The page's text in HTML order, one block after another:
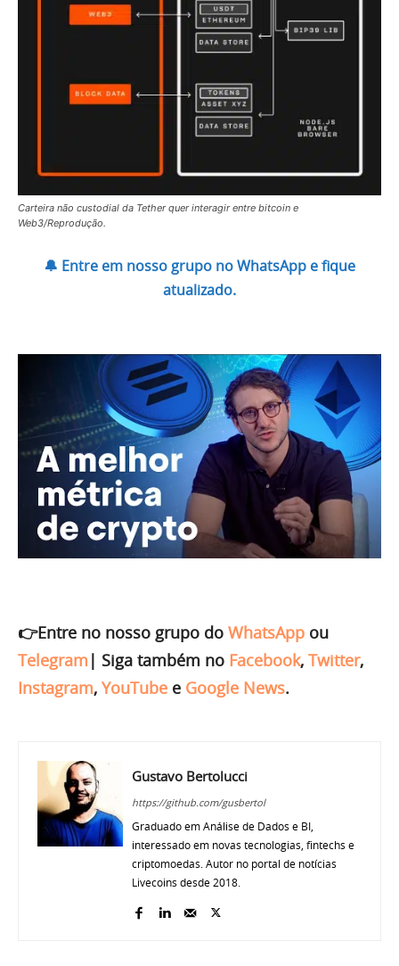
Carteira não custodial da Tether quer interagir entre bitcoin e
Web3/Reprodução.
🔔 Entre em nosso grupo no WhatsApp e fique
atualizado.
👉Entre no nosso grupo do WhatsApp ou
Telegram | Siga também no Facebook, Twitter,
Instagram, YouTube e Google News.
Gustavo Bertolucci
https://github.com/gusbertol
Graduado em Análise de Dados e BI,
interessado em novas tecnologias, fintechs e
criptomoedas. Autor no portal de notícias
Livecoins desde 2018.